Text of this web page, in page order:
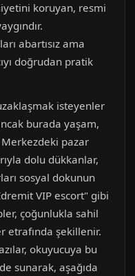
koruyan, resmi
abartısız ama
doğrudan pratik
isteyenler
burada yaşam,
Merkezdeki pazar
dolu dükkanlar,
sosyal dokunun
VIP escort" gibi
çoğunlukla sahil
etrafında şekillenir.
okuyucuya bu
sunarak, aşağıda